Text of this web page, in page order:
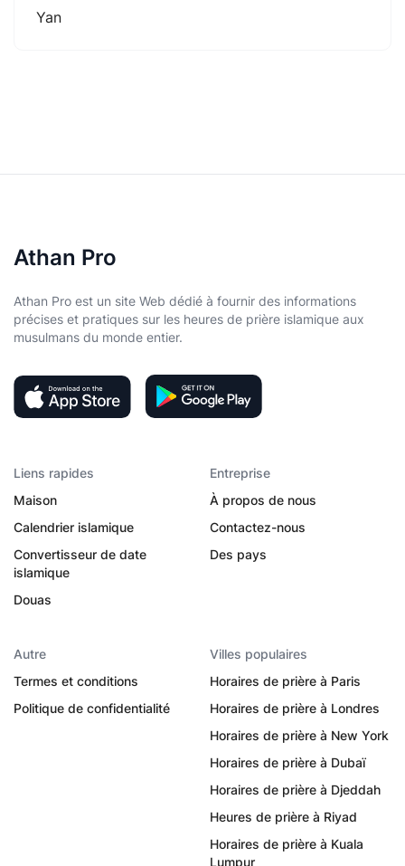
Yan
Athan Pro
Athan Pro est un site Web dédié à fournir des informations
précises et pratiques sur les heures de prière islamique aux
musulmans du monde entier.
Liens rapides
Maison
Calendrier islamique
Convertisseur de date
islamique
Douas
Entreprise
À propos de nous
Contactez-nous
Des pays
Autre
Termes et conditions
Politique de confidentialité
Villes populaires
Horaires de prière à Paris
Horaires de prière à Londres
Horaires de prière à New York
Horaires de prière à Dubaï
Horaires de prière à Djeddah
Heures de prière à Riyad
Horaires de prière à Kuala
Lumpur